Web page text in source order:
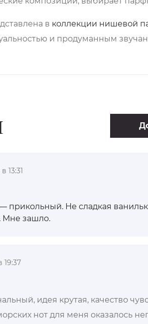
в коллекции нишевой
и продуманным
13:31
прикольный. Не сладкая
Мне зашло.
19:37
идея крутая, качество
нот для меня оказалось